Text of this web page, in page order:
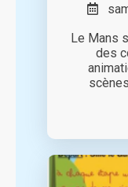
Le Mans
des